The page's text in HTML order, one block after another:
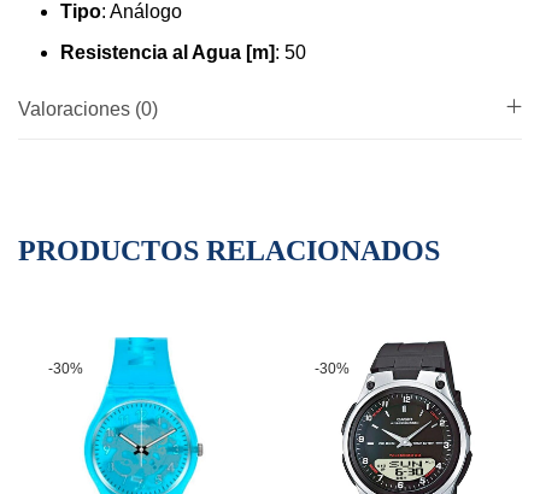
Tipo: Análogo
Resistencia al Agua [m]: 50
Valoraciones (0)
PRODUCTOS RELACIONADOS
-30% -30%